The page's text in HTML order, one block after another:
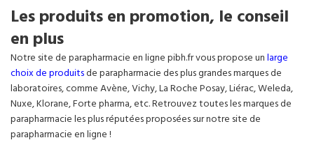
Les produits en promotion, le conseil
en plus
Notre site de parapharmacie en ligne pibh.fr vous propose unlarge
choix de produitsde parapharmacie des plus grandes marques de
laboratoires, comme Avène, Vichy, La Roche Posay, Liérac, Weleda,
Nuxe, Klorane, Forte pharma, etc. Retrouvez toutes les marques de
parapharmacie les plus réputées proposées sur notre site de
parapharmacie en ligne !